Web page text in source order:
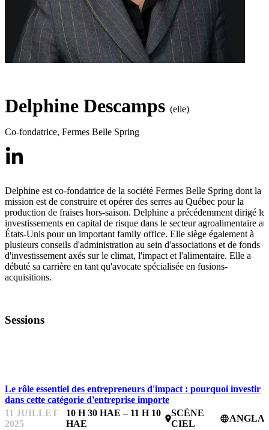
Delphine Descamps (elle)
Co-fondatrice, Fermes Belle Spring
Delphine est co-fondatrice de la société Fermes Belle Spring dont la
mission est de construire et opérer des serres au Québec pour la
production de fraises hors-saison. Delphine a précédemment dirigé les
investissements en capital de risque dans le secteur agroalimentaire
États-Unis pour un important family office. Elle siège également à
plusieurs conseils d'administration au sein d'associations et de fonds
d'investissement axés sur le climat, l'impact et l'alimentaire. Elle a
débuté sa carrière en tant qu'avocate spécialisée en fusions-
acquisitions.
Sessions
Le rôle essentiel des entrepreneurs d'impact : pourquoi investir
dans cette catégorie d'entreprise importe
11 JUILLET
2025
10 H 30 HAE – 11 H 10
HAE
place
SCÈNE
CIEL
language